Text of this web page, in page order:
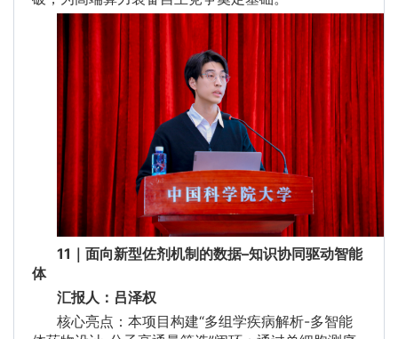
11｜面向新型佐剂机制的数据–知识协同驱动智能
体
汇报人：吕泽权
核心亮点：本项目构建“多组学疾病解析-多智能